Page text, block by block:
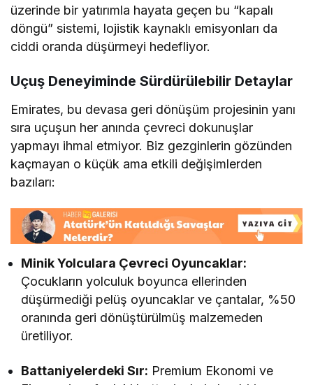
üzerinde bir yatırımla hayata geçen bu “kapalı
döngü” sistemi, lojistik kaynaklı emisyonları da
ciddi oranda düşürmeyi hedefliyor.
Uçuş Deneyiminde Sürdürülebilir Detaylar
Emirates, bu devasa geri dönüşüm projesinin yanı
sıra uçuşun her anında çevreci dokunuşlar
yapmayı ihmal etmiyor. Biz gezginlerin gözünden
kaçmayan o küçük ama etkili değişimlerden
bazıları:
Minik Yolculara Çevreci Oyuncaklar:
Çocukların yolculuk boyunca ellerinden
düşürmediği pelüş oyuncaklar ve çantalar, %50
oranında geri dönüştürülmüş malzemeden
üretiliyor.
Battaniyelerdeki Sır: Premium Ekonomi ve